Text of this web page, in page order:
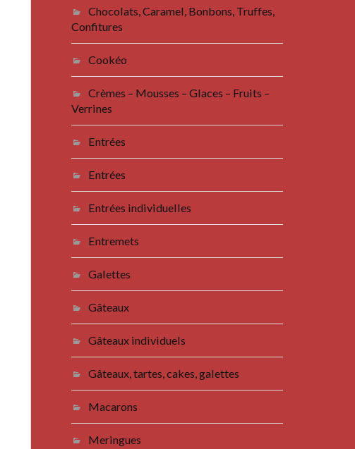
Chocolats, Caramel, Bonbons, Truffes,
Confitures
Cookéo
Crèmes – Mousses – Glaces – Fruits –
Verrines
Entrées
Entrées
Entrées individuelles
Entremets
Galettes
Gâteaux
Gâteaux individuels
Gâteaux, tartes, cakes, galettes
Macarons
Meringues